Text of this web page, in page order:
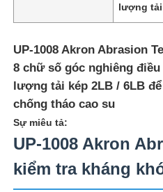
lượng
UP-1008 Akron Abrasion
8 chữ số góc nghiêng
lượng tải kép 2LB / 6LB
chống tháo cao su
Sự miêu tả:
UP-1008 Akron
kiểm tra kháng